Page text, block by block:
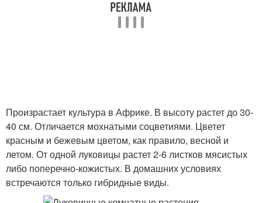
Произрастает культура в Африке. В высоту растет до 30-
40 см. Отличается мохнатыми соцветиями. Цветет
красным и бежевым цветом, как правило, весной и
летом. От одной луковицы растет 2-6 листков мясистых
либо поперечно-кожистых. В домашних условиях
встречаются только гибридные виды.